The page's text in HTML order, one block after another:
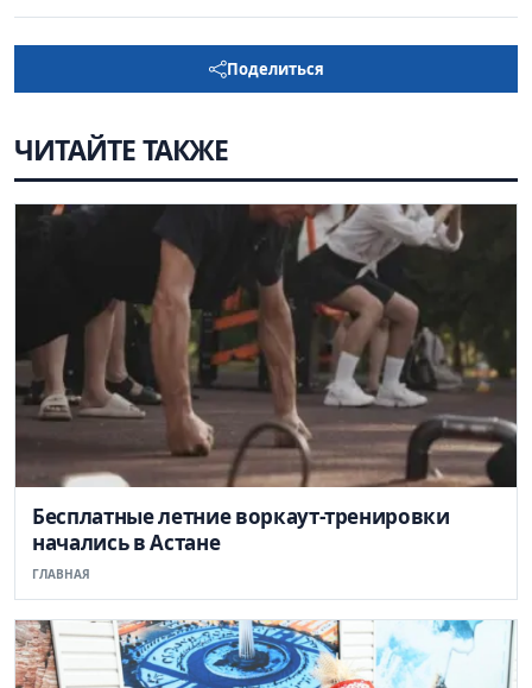
Поделиться
ЧИТАЙТЕ ТАКЖЕ
Бесплатные летние воркаут-тренировки
начались в Астане
ГЛАВНАЯ